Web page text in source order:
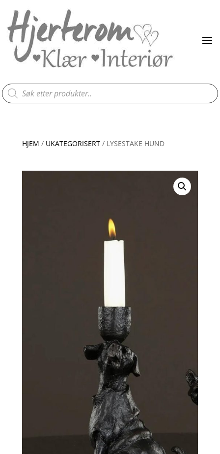
Products
search
HJEM / UKATEGORISERT/ LYSESTAKE HUND